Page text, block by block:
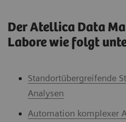
Der Atellica Data
Labore wie folgt
Standortübergreifende
Analysen
Automation komplexer